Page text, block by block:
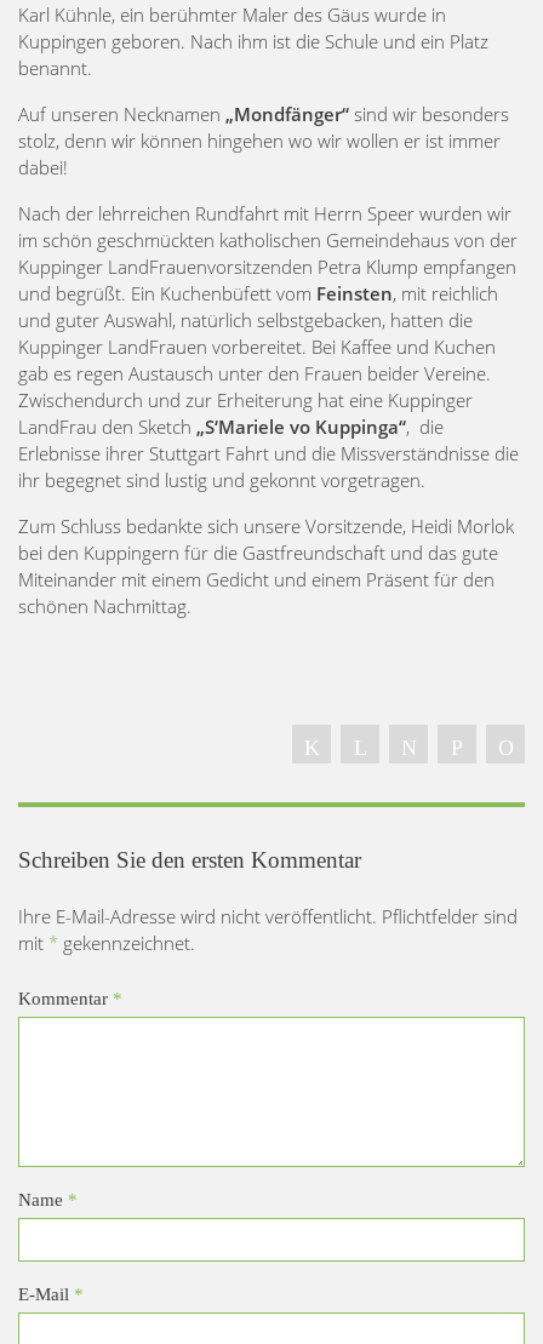
Karl Kühnle, ein berühmter Maler des Gäus wurde in
Kuppingen geboren. Nach ihm ist die Schule und ein Platz
benannt.
Auf unseren Necknamen „Mondfänger“ sind wir besonders
stolz, denn wir können hingehen wo wir wollen er ist immer
dabei!
Nach der lehrreichen Rundfahrt mit Herrn Speer wurden wir
im schön geschmückten katholischen Gemeindehaus von der
Kuppinger LandFrauenvorsitzenden Petra Klump empfangen
und begrüßt. Ein Kuchenbüfett vom Feinsten, mit reichlich
und guter Auswahl, natürlich selbstgebacken, hatten die
Kuppinger LandFrauen vorbereitet. Bei Kaffee und Kuchen
gab es regen Austausch unter den Frauen beider Vereine.
Zwischendurch und zur Erheiterung hat eine Kuppinger
LandFrau den Sketch „S‘Mariele vo Kuppinga“, die
Erlebnisse ihrer Stuttgart Fahrt und die Missverständnisse die
ihr begegnet sind lustig und gekonnt vorgetragen.
Zum Schluss bedankte sich unsere Vorsitzende, Heidi Morlok
bei den Kuppingern für die Gastfreundschaft und das gute
Miteinander mit einem Gedicht und einem Präsent für den
schönen Nachmittag.
Schreiben Sie den ersten Kommentar
Ihre E-Mail-Adresse wird nicht veröffentlicht. Pflichtfelder sind
mit * gekennzeichnet.
Kommentar *
Name *
E-Mail *